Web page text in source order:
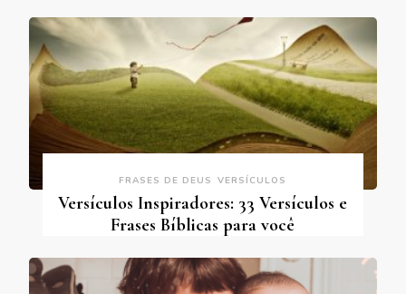
FRASES DE DEUS VERSÍCULOS
Versículos Inspiradores: 33 Versículos e
Frases Bíblicas para você